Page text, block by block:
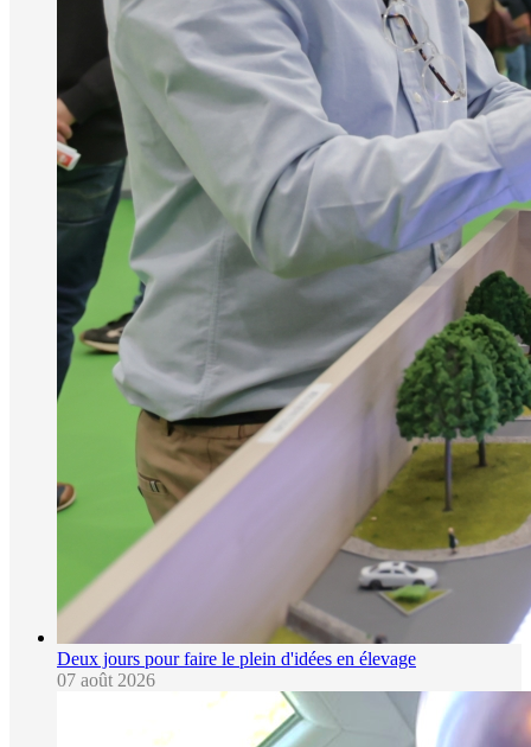
Deux jours pour faire le plein d'idées en élevage
07 août 2026